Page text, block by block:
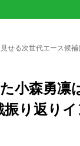
せる次世代エース候
小森勇凛
り返りイ